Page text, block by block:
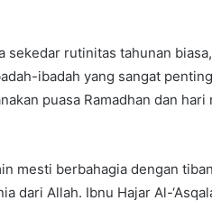
sekedar rutinitas tahunan
ibadah yang sangat
puasa Ramadhan dan hari
mesti berbahagia dengan
dari Allah. Ibnu Hajar Al-